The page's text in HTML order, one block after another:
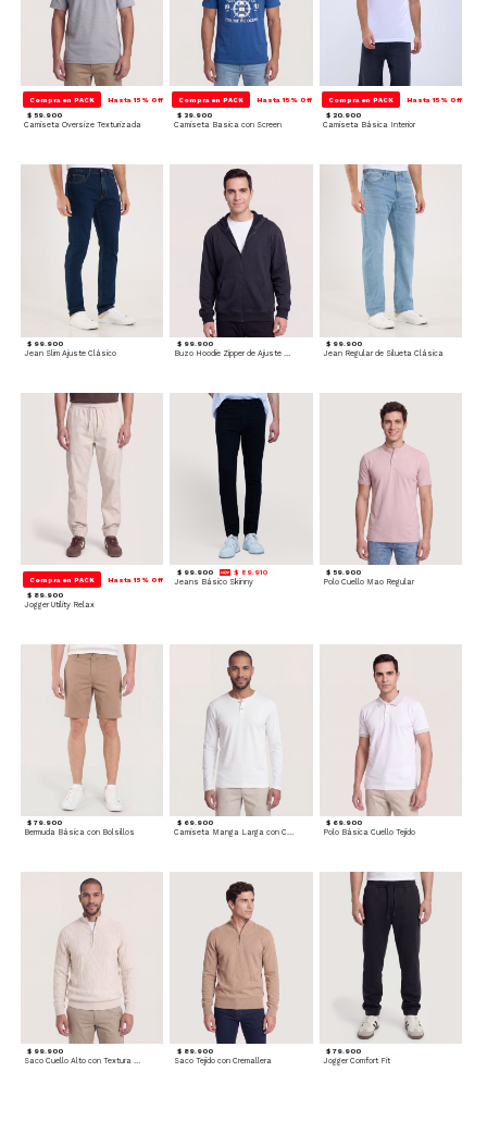
Compra en PACK Hasta 15% Off
$ 59.900
Camiseta Oversize Texturizada
Compra en PACK Hasta 15% Off
$ 39.900
Camiseta Basica con Screen
Compra en PACK Hasta 15% Off
$ 20.900
Camiseta Básica Interior
$ 99.900
Jean Slim Ajuste Clásico
$ 99.900
Buzo Hoodie Zipper de Ajuste Cómodo
$ 99.900
Jean Regular de Silueta Clásica
Compra en PACK Hasta 15% Off
$ 89.900
Jogger Utility Relax
$ 99.900 $ 89.910
Jeans Básico Skinny
$ 59.900
Polo Cuello Mao Regular
$ 79.900
Bermuda Básica con Bolsillos
$ 69.900
Camiseta Manga Larga con Cuello Henley
$ 69.900
Polo Básica Cuello Tejido
$ 99.900
Saco Cuello Alto con Textura Trenzada
$ 89.900
Saco Tejido con Cremallera
$ 79.900
Jogger Comfort Fit